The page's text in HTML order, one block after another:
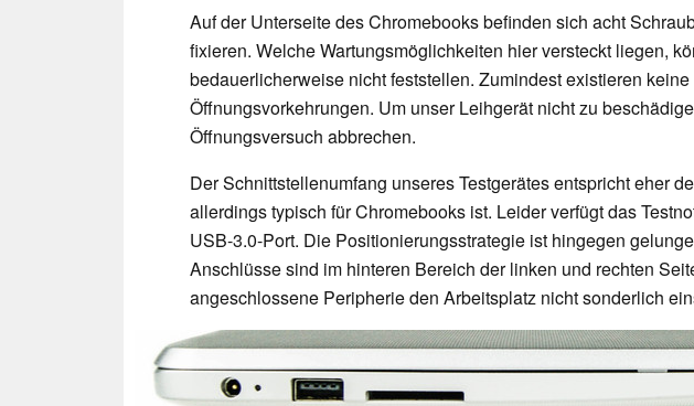
Auf der Unterseite des Chromebooks befinden sich acht
fixieren. Welche Wartungsmöglichkeiten hier versteckt liegen,
bedauerlicherweise nicht feststellen. Zumindest existieren
Öffnungsvorkehrungen. Um unser Leihgerät nicht zu
Öffnungsversuch abbrechen.
Der Schnittstellenumfang unseres Testgerätes entspricht eher
allerdings typisch für Chromebooks ist. Leider verfügt das
USB-3.0-Port. Die Positionierungsstrategie ist hingegen
Anschlüsse sind im hinteren Bereich der linken und rechten
angeschlossene Peripherie den Arbeitsplatz nicht sonderlich